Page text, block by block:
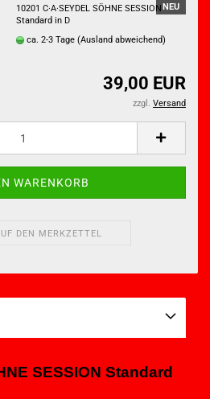
NEU
10201 C·A·SEYDEL SÖHNE SESSION
Standard in D
ca. 2-3 Tage (Ausland abweichend)
39,00 EUR
zzgl. Versand
DEN MERKZETTEL
SESSION Standard